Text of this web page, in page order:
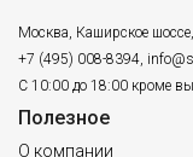
Москва, Каширское
+7 (495) 008-8394,
С 10:00 до 18:00 кроме
Полезное
О компании